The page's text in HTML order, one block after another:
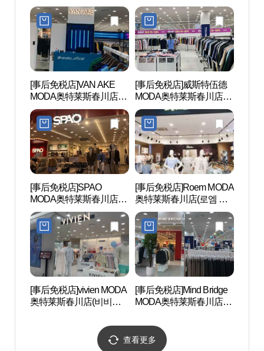
(에꼴리에 모다아울렛 춘
천점)
(크록스 모다아울렛 춘천
점)
[事后免税店]VAN AKE
MODA奥特莱斯春川店
(반에이크 모다아울렛 춘
천점)
[事后免税店]威斯特伍德
MODA奥特莱斯春川店
(웨스트우드 모다아울렛
춘천점)
[事后免税店]SPAO
MODA奥特莱斯春川店
(스파오 모다아울렛 춘천
점)
[事后免税店]Roem MODA
奥特莱斯春川店(로엠 모
다아울렛 춘천점)
[事后免税店]vivien MODA
奥特莱斯春川店(비비안
[事后免税店]Mind Bridge
MODA奥特莱斯春川店
렛 춘천점)
查看更多